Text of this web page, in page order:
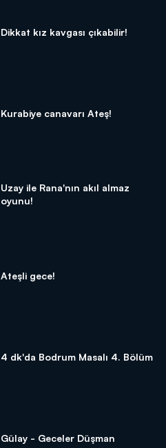
Dikkat kız kavgası çıkabilir!
Kurabiye canavarı Ateş!
Uzay ile Rana'nın akıl almaz
oyunu!
Ateşli gece!
4 dk'da Bodrum Masalı 4. Bölüm
Gülay - Geceler Düşman